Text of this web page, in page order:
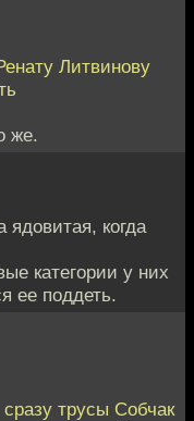
Литвинову
же.
когда
категории у них
ее поддеть.
трусы Собчак